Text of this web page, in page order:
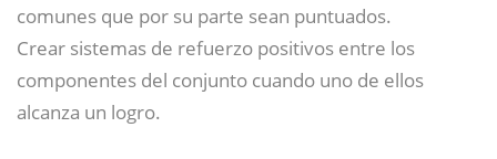
comunes que por su parte sean puntuados.
Crear sistemas de refuerzo positivos entre los
componentes del conjunto cuando uno de ellos
alcanza un logro.